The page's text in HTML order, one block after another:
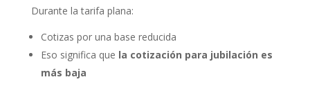
Durante la tarifa plana:
Cotizas por una base reducida
Eso significa que la cotización para jubilación es
más baja